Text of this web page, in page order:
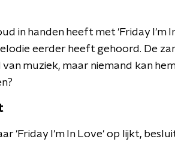
in handen heeft met 'Friday I'm
eerder heeft gehoord. De
muziek, maar niemand kan
'Friday I'm In Love' op lijkt,